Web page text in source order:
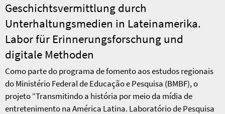
Geschichtsvermittlung durch
Unterhaltungsmedien in Lateinamerika.
Labor für Erinnerungsforschung und
digitale Methoden
Como parte do programa de fomento aos estudos regionais
do Ministério Federal de Educação e Pesquisa (BMBF), o
projeto “Transmitindo a história por meio da mídia de
entretenimento na América Latina. Laboratório de Pesquisa